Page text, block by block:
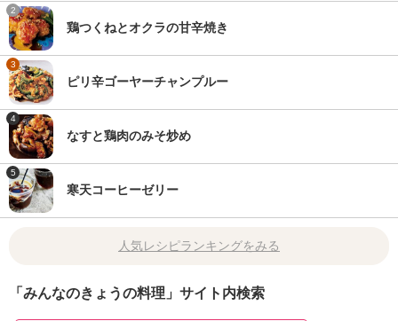
2
鶏つくねとオクラの甘辛焼き
3
ピリ辛ゴーヤーチャンプルー
4
なすと鶏肉のみそ炒め
5
寒天コーヒーゼリー
人気レシピランキングをみる
「みんなのきょうの料理」サイト内検索